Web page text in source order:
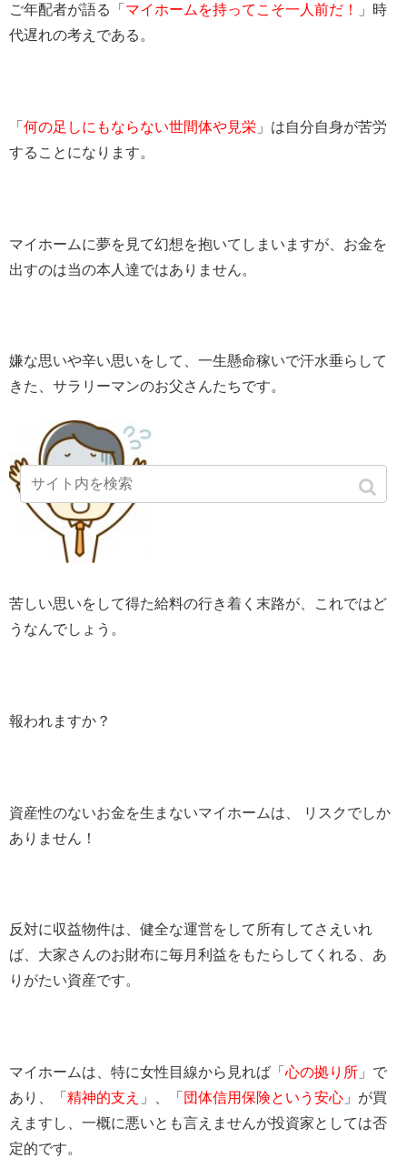
ご年配者が語る「 マイホームを持ってこそ一人前だ！
」時
代遅れの考えである。
「 何の足しにもならない世間体や見栄 」は自分自身が苦労
することになります。
マイホームに夢を見て幻想を抱いてしまいますが、お金を
出すのは当の本人達ではありません。
嫌な思いや辛い思いをして、一生懸命稼いで汗水垂らして
きた、サラリーマンのお父さんたちです。
苦しい思いをして得た給料の行き着く末路が、これではど
うなんでしょう。
報われますか？
資産性のないお金を生まないマイホームは、 リスクでしか
ありません！
反対に収益物件は、健全な運営をして所有してさえいれ
ば、大家さんのお財布に毎月利益をもたらしてくれる、あ
りがたい資産です。
マイホームは、特に女性目線から見れば「 心の拠り所 」で
あり、「 精神的支え 」、「 団体信用保険という安心 」が買
えますし、一概に悪いとも言えませんが投資家としては否
定的です。